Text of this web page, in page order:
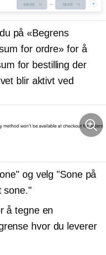
på «Begrens
for ordre» for å
for bestilling der
blir aktivt ved
og velg "Sone på
sone."
å tegne en
hvor du leverer